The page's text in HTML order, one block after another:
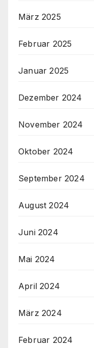
März 2025
Februar 2025
Januar 2025
Dezember 2024
November 2024
Oktober 2024
September 2024
August 2024
Juni 2024
Mai 2024
April 2024
März 2024
Februar 2024